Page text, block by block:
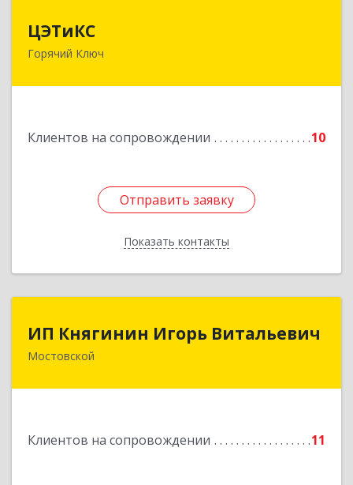
ЦЭТиКС
Горячий Ключ
Клиентов на сопровождении 10
Отправить заявку
Показать контакты
353290, Краснодарский край, Горячий Ключ г,
Отправить заявку
Назад
ИП Княгинин Игорь Витальевич
Мостовской
Клиентов на сопровождении 11
352570, Краснодарский край, Мостовский р-н,